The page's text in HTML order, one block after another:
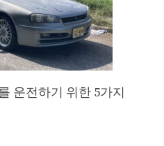
운전하기 위한 5가지